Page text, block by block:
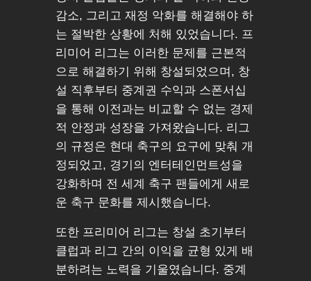
감소, 그리고 재정 악화를 해결해야 하
는 절박한 상황에 처해 있었습니다. 프
리미어 리그는 이러한 문제를 근본적
으로 해결하기 위해 창설되었으며, 창
설 직후부터 중계권 수익과 스폰서십
을 통해 이전과는 비교할 수 없는 경제
적 안정과 성장을 가져왔습니다. 리그
의 규정은 현대 축구의 요구에 맞춰 개
정되었고, 경기의 엔터테인먼트성을
강화하며 전 세계 축구 팬들에게 새로
운 축구 문화를 제시했습니다.
또한 프리미어 리그는 창설 초기부터
클럽과 리그 간의 이익을 균형 있게 배
분하려는 노력을 기울였습니다. 중계